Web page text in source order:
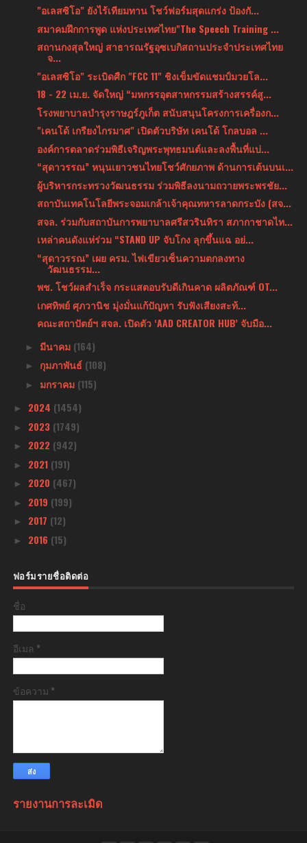
"อเลสซิโอ" ยังไร้เทียมทาน โชว์ฟอร์มสุดแกร่ง ป้องกั...
สมาคมฝึกการพูด แห่งประเทศไทย"The Speech Training ...
สถานกงสุลใหญ่ สาธารณรัฐอุซเบกิสถานประจำประเทศไทย
จ...
"อเลสซิโอ" ระเบิดศืก "FCC 11" ชิงเข็มขัดแชมป์มวยโล...
18 - 22 เม.ย. จัดใหญ่ “มหกรรอุตสาหกรรมสร้างสรรค์สู...
โรงพยาบาลบำรุงราษฎร์ภูเก็ต สนับสนุนโครงการเครื่องก...
"เคนโด้ เกรียงไกรมาศ" เปิดตัวบริษัท เคนโด้ โกลบอล ...
องค์การตลาดร่วมพิธีเจริญพระพุทธมนต์และลงพื้นที่แบ่...
“สุดาวรรณ” หนุนเยาวชนไทยโชว์ศักยภาพ ด้านการเต้นบนเ...
ผู้บริหารกระทรวงวัฒนธรรม ร่วมพิธีลงนามถวายพระพรชัย...
สถาบันเทคโนโลยีพระจอมเกล้าเจ้าคุณทหารลาดกระบัง (สจ...
สจล. ร่วมกับสถาบันการพยาบาลศรีสวรินทิรา สภากาชาดไท...
เหล่าคนดังแห่ร่วม “STAND UP จับโกง ลุกขึ้นแฉ อย่...
“สุดาวรรณ” เผย ครม. ไฟเขียวเซ็นความตกลงทาง
วัฒนธรรม...
พช. โชว์ผลสำเร็จ กระแสตอบรับดีเกินคาด ผลิตภัณฑ์ OT...
เกศทิพย์ ศุภวานิช มุ่งมั่นแก้ปัญหา รับฟังเสียงสะท้...
คณะสถาปัตย์ฯ สจล. เปิดตัว ‘AAD CREATOR HUB’ จับมือ...
► มีนาคม (164)
► กุมภาพันธ์ (108)
► มกราคม (115)
► 2024 (1454)
► 2023 (1749)
► 2022 (942)
► 2021 (191)
► 2020 (467)
► 2019 (199)
► 2017 (12)
► 2016 (15)
ฟอร์มรายชื่อติดต่อ
ชื่อ
อีเมล *
ข้อความ *
รายงานการละเมิด